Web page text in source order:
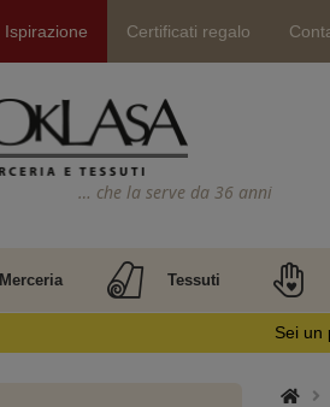
Ispirazione Certificati regalo
… che la serve da 36 anni
Merceria Tessuti
Sei un